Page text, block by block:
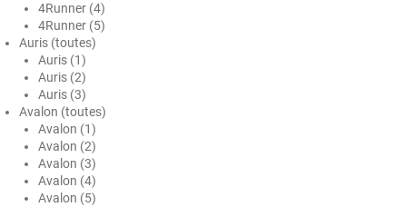
Fiat
Fisker
Ford
Foton
Gac
Geely
4Runner (4)
4Runner (5)
Auris (toutes)
Auris (1)
Auris (2)
Auris (3)
Avalon (toutes)
Avalon (1)
Avalon (2)
Avalon (3)
Avalon (4)
Avalon (5)